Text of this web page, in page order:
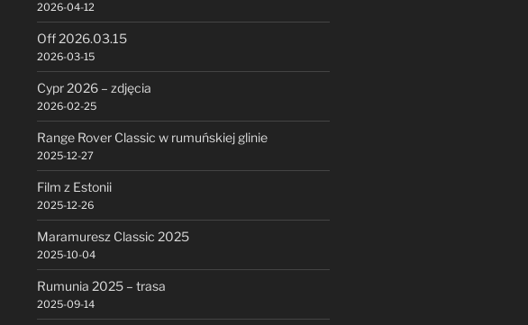
2026-04-12
Off 2026.03.15
2026-03-15
Cypr 2026 – zdjęcia
2026-02-25
Range Rover Classic w rumuńskiej glinie
2025-12-27
Film z Estonii
2025-12-26
Maramuresz Classic 2025
2025-10-04
Rumunia 2025 – trasa
2025-09-14